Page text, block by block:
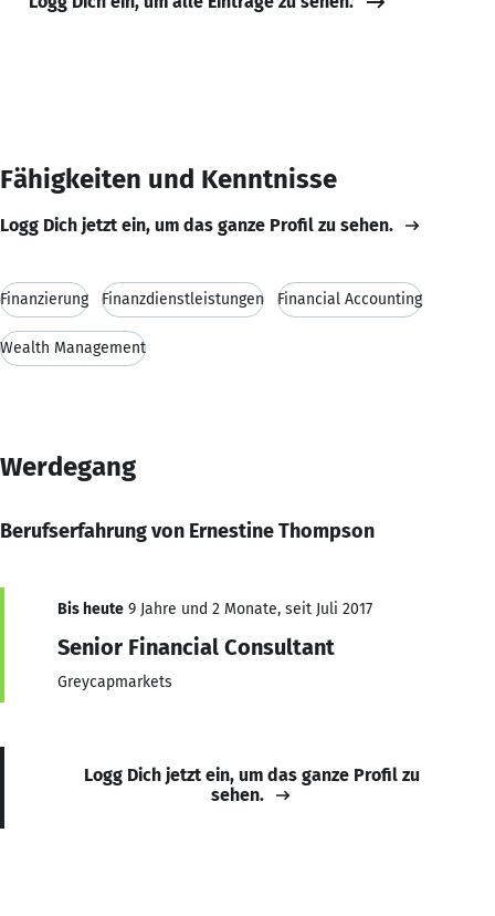
Fähigkeiten und Kenntnisse
Logg Dich jetzt ein, um das ganze Profil zu sehen.
Finanzierung Finanzdienstleistungen Financial Accounting
Wealth Management
Werdegang
Berufserfahrung von Ernestine Thompson
Bis heute 9 Jahre und 2 Monate, seit Juli 2017
Senior Financial Consultant
Greycapmarkets
Logg Dich jetzt ein, um das ganze Profil zu
sehen.